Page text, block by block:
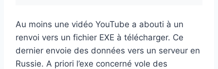
Au moins une vidéo YouTube a abouti à un
renvoi vers un fichier EXE à télécharger. Ce
dernier envoie des données vers un serveur en
Russie. A priori l’exe concerné vole des